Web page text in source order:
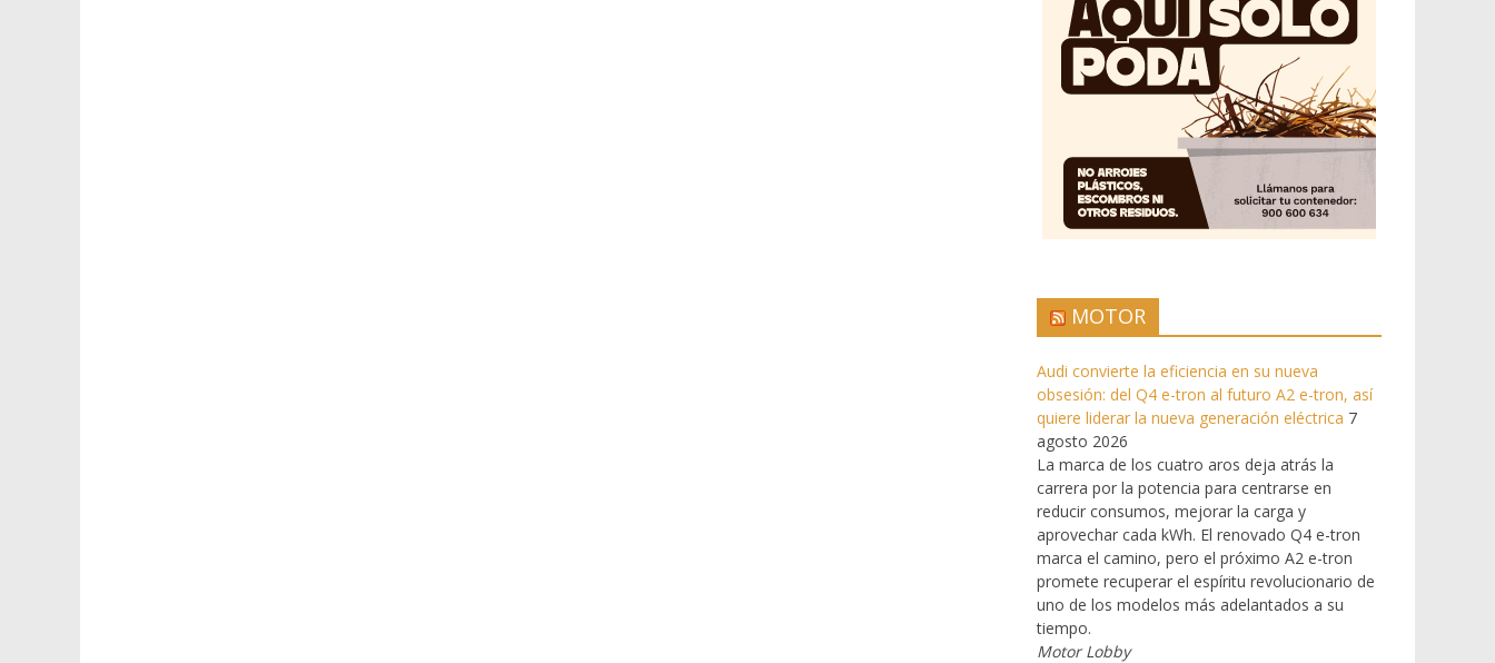
MOTOR
Audi convierte la eficiencia en su nueva
obsesión: del Q4 e-tron al futuro A2 e-tron, así
quiere liderar la nueva generación eléctrica 7
agosto 2026
La marca de los cuatro aros deja atrás la
carrera por la potencia para centrarse en
reducir consumos, mejorar la carga y
aprovechar cada kWh. El renovado Q4 e-tron
marca el camino, pero el próximo A2 e-tron
promete recuperar el espíritu revolucionario de
uno de los modelos más adelantados a su
tiempo.
Motor Lobby